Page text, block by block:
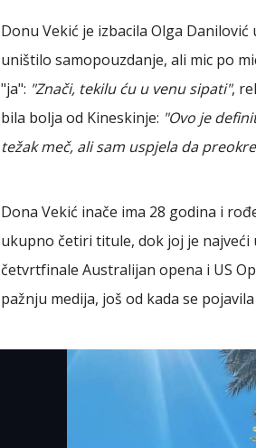
Donu Vekić je izbacila Olga
uništilo samopouzdanje, ali mic po
"ja": "Znači, tekilu ću u venu sipati",
bila bolja od Kineskinje: "Ovo je
težak meč, ali sam uspjela da
Dona Vekić inače ima 28 godina i
ukupno četiri titule, dok joj je
četvrtfinale Australijan opena i US
pažnju medija, još od kada se